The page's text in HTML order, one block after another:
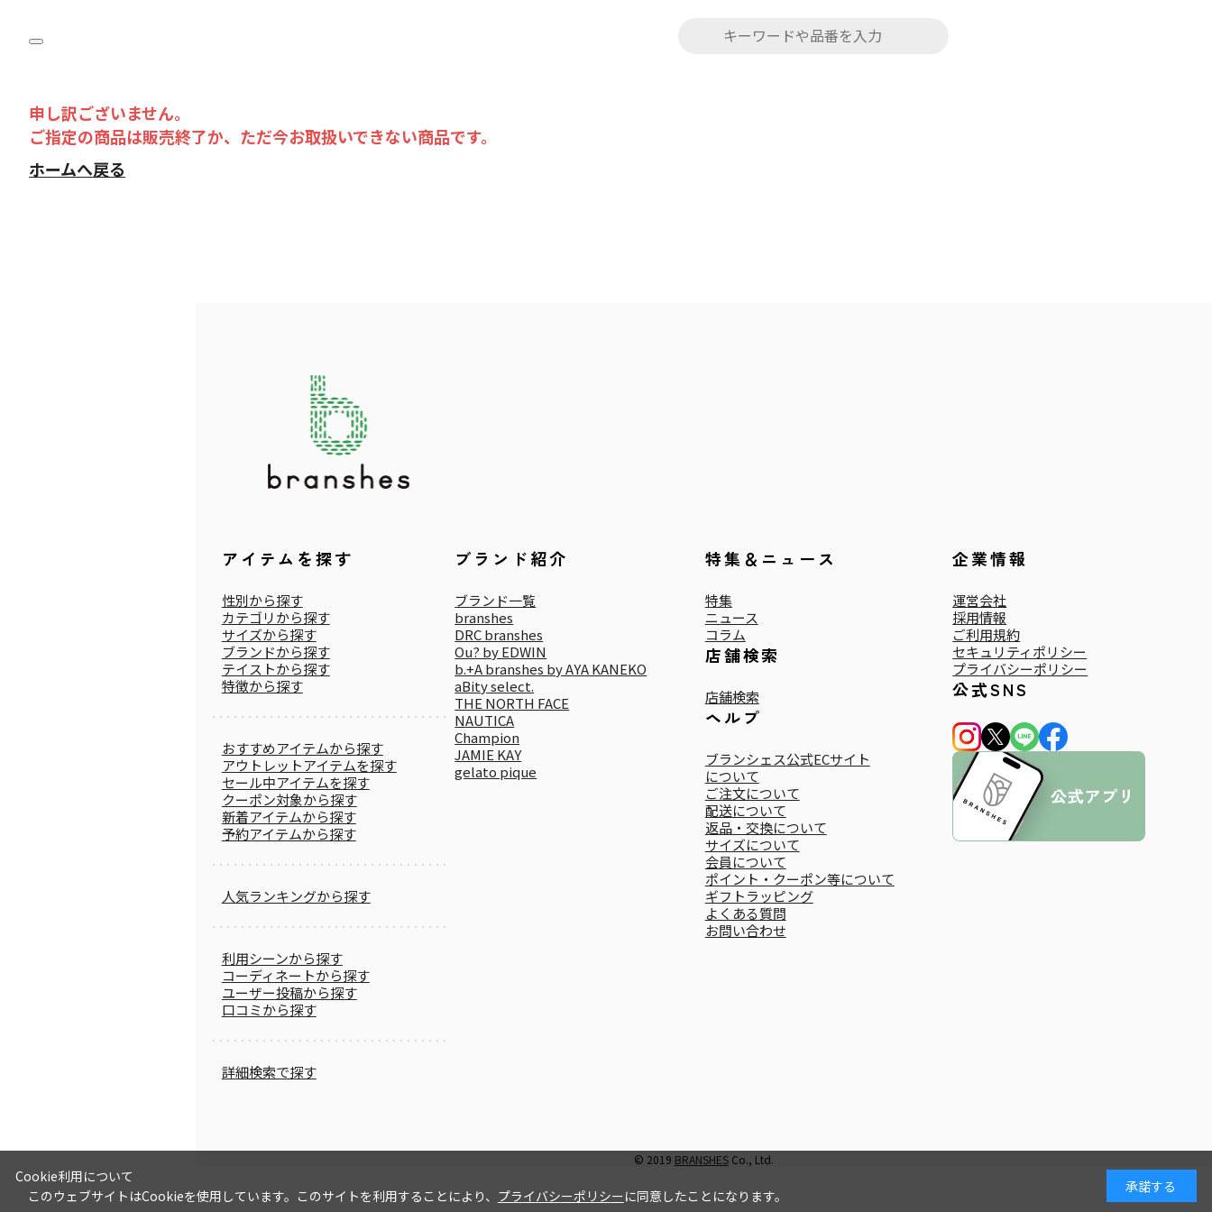
申し訳ございません。
ご指定の商品は販売終了か、ただ今お取扱いできない商品です。
ホームへ戻る
アイテムを探す
性別から探す
カテゴリから探す
サイズから探す
ブランドから探す
テイストから探す
特徴から探す
おすすめアイテムから探す
アウトレットアイテムを探す
セール中アイテムを探す
クーポン対象から探す
新着アイテムから探す
予約アイテムから探す
人気ランキングから探す
利用シーンから探す
コーディネートから探す
ユーザー投稿から探す
口コミから探す
詳細検索で探す
ブランド紹介
ブランド一覧
branshes
DRC branshes
Ou? by EDWIN
b.+A branshes by AYA KANEKO
aBity select.
THE NORTH FACE
NAUTICA
Champion
JAMIE KAY
gelato pique
特集＆ニュース
特集
ニュース
コラム
店舗検索
店舗検索
ヘルプ
ブランシェス公式ECサイト
について
ご注文について
配送について
返品・交換について
サイズについて
会員について
ポイント・クーポン等について
ギフトラッピング
よくある質問
お問い合わせ
企業情報
運営会社
採用情報
ご利用規約
セキュリティポリシー
プライバシーポリシー
公式SNS
© 2019 BRANSHESCo., Ltd.
Cookie利用について
このウェブサイトはCookieを使用しています。このサイトを利用することにより、 プライバシーポリシーに同意したことになります。
承諾する